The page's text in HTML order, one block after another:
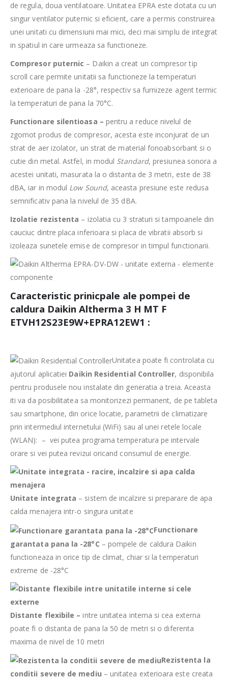
de regula, doua ventilatoare. Unitatea EPRA este dotata cu un
singur ventilator puternic si eficient, care a permis construirea
unei unitati cu dimensiuni mai mici, deci mai simplu de integrat
in spatiul in care urmeaza sa functioneze.
Compresor puternic – Daikin a creat un compresor tip
scroll care permite unitatii sa functioneze la temperaturi
exterioare de pana la -28°, respectiv sa furnizeze agent termic
la temperaturi de pana la 70°C.
Functionare silentioasa – pentru a reduce nivelul de
zgomot produs de compresor, acesta este inconjurat de un
strat de aer izolator, un strat de material fonoabsorbant si o
cutie din metal. Astfel, in modul Standard, presiunea sonora a
acestei unitati, masurata la o distanta de 3 metri, este de 38
dBA, iar in modul Low Sound, aceasta presiune este redusa
semnificativ pana la nivelul de 35 dBA.
Izolatie rezistenta – izolatia cu 3 straturi si tampoanele din
cauciuc dintre placa inferioara si placa de vibratii absorb si
izoleaza sunetele emise de compresor in timpul functionarii.
Caracteristic prinicpale ale pompei de
caldura Daikin Altherma 3 H MT F
ETVH12S23E9W+EPRA12EW1 :
Unitatea poate fi controlata cu
ajutorul aplicatiei Daikin Residential Controller, disponibila
pentru produsele nou instalate din generatia a treia. Aceasta
iti va da posibilitatea sa monitorizezi permanent, de pe tableta
sau smartphone, din orice locatie, parametrii de climatizare
prin intermediul internetului (WiFi) sau al unei retele locale
(WLAN): – vei putea programa temperatura pe intervale
orare si vei putea revizui oricand consumul de energie.
Unitate integrata – sistem de incalzire si preparare de apa
calda menajera intr-o singura unitate
Functionare
garantata pana la -28°C – pompele de caldura Daikin
functioneaza in orice tip de climat, chiar si la temperaturi
extreme de -28°C
Distante flexibile –intre unitatea interna si cea externa
poate fi o distanta de pana la 50 de metri si o diferenta
maxima de nivel de 10 metri
Rezistenta la
conditii severe de mediu – unitatea exterioara este creata